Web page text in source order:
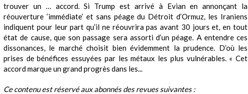
trouver un … accord. Si Trump est arrivé à Evian en annonçant la
réouverture ‘immédiate’ et sans péage du Détroit d’Ormuz, les Iraniens
indiquent pour leur part qu’il ne réouvrira pas avant 30 jours et, en tout
état de cause, que son passage sera assorti d’un péage. A entendre ces
dissonances, le marché choisit bien évidemment la prudence. D’où les
prises de bénéfices essuyées par les métaux les plus vulnérables. « Cet
accord marque un grand progrès dans les...
Ce contenu est réservé aux abonnés des revues suivantes :